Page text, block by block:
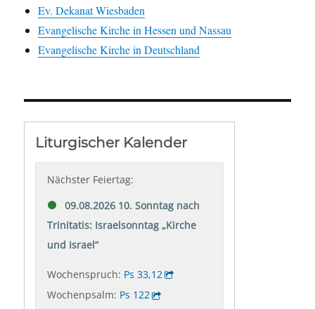
Ev. Dekanat Wiesbaden
Evangelische Kirche in Hessen und Nassau
Evangelische Kirche in Deutschland